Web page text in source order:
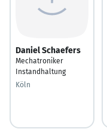
Daniel Schaefers
Mechatroniker
Instandhaltung
Köln